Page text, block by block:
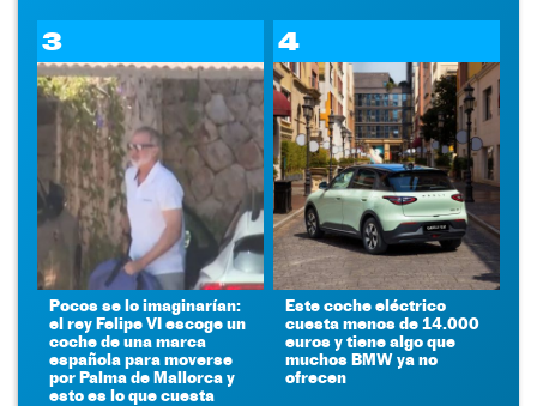
3
Pocos se lo imaginarían:
el rey Felipe VI escoge un
coche de una marca
española para moverse
por Palma de Mallorca y
esto es lo que cuesta
4
Este coche eléctrico
cuesta menos de 14.000
euros y tiene algo que
muchos BMW ya no
ofrecen